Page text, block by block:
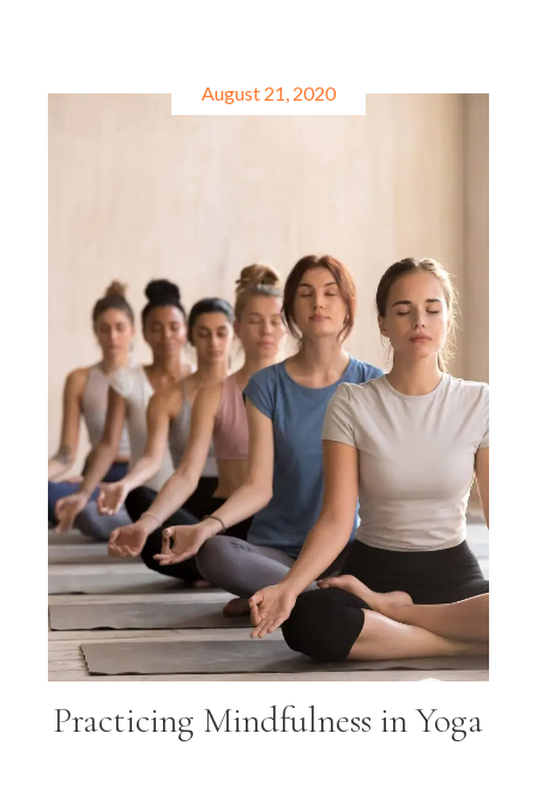
August 21, 2020
Practicing Mindfulness in Yoga